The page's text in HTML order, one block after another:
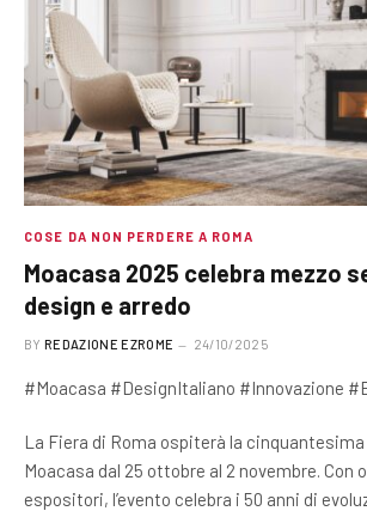
COSE DA NON PERDERE A ROMA
Moacasa 2025 celebra mezzo
design e arredo
BY REDAZIONE EZROME 24/10/2025
#Moacasa #DesignItaliano #Innovazione
La Fiera di Roma ospiterà la
Moacasa dal 25 ottobre al 2 novembre. Con
espositori, l’evento celebra i 50 anni di